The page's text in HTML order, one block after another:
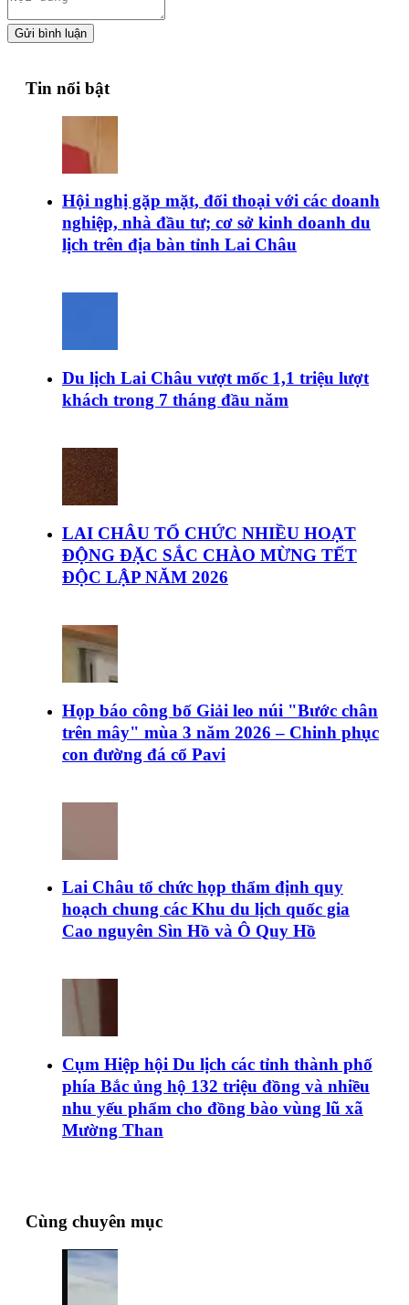
Gửi bình luận
Tin nổi bật
Hội nghị gặp mặt, đối thoại với các doanh
nghiệp, nhà đầu tư; cơ sở kinh doanh du
lịch trên địa bàn tỉnh Lai Châu
Du lịch Lai Châu vượt mốc 1,1 triệu lượt
khách trong 7 tháng đầu năm
LAI CHÂU TỔ CHỨC NHIỀU HOẠT
ĐỘNG ĐẶC SẮC CHÀO MỪNG TẾT
ĐỘC LẬP NĂM 2026
Họp báo công bố Giải leo núi "Bước chân
trên mây" mùa 3 năm 2026 – Chinh phục
con đường đá cổ Pavi
Lai Châu tổ chức họp thẩm định quy
hoạch chung các Khu du lịch quốc gia
Cao nguyên Sìn Hồ và Ô Quy Hồ
Cụm Hiệp hội Du lịch các tỉnh thành phố
phía Bắc ủng hộ 132 triệu đồng và nhiều
nhu yếu phẩm cho đồng bào vùng lũ xã
Mường Than
Cùng chuyên mục